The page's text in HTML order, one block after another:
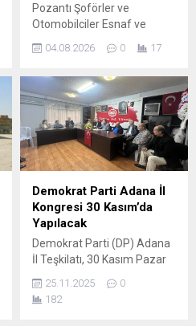
Pozantı Şoförler ve
Otomobilciler Esnaf ve
Akçatekir Esnaf Kredi ve
için sağlık alanında önemli
bir iş birliği hayata geçirildi.
Pozantı Şoförler ve
Otomobilciler Esnaf ve
Sanatkârlar Odası ile SS.
Akçatekir Esnaf Kredi ve
Kefalet Kooperatifi Başkanı
Mehmet Kılınçkaya, Adana
Özel Dermancan Hastanesi
ile...
04.08.2026 0 17
Demokrat Parti Adana İl
Kongresi 30 Kasım’da
Yapılacak
Demokrat Parti (DP) Adana
İl Teşkilatı, 30 Kasım Pazar
Belediyesi Yaşar Kemal
Kültür Merkezi’nde
25.11.2025
0
182